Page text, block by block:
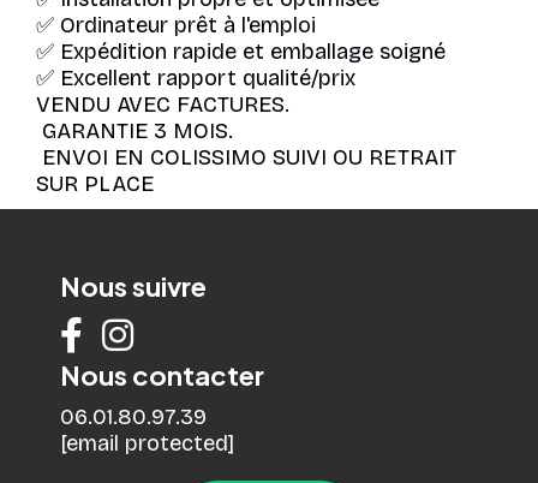
✅ Ordinateur prêt à l'emploi
✅ Expédition rapide et emballage soigné
✅ Excellent rapport qualité/prix
VENDU AVEC FACTURES.
GARANTIE 3 MOIS.
ENVOI EN COLISSIMO SUIVI OU RETRAIT
SUR PLACE
Nous suivre
 
Nous contacter
06.01.80.97.39
[email protected]